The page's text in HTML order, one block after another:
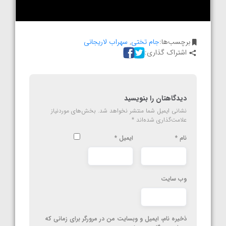
برچسب‌ها:جام تختی, سهراب لاریجانی
اشتراک گذاری:
دیدگاهتان را بنویسید
نشانی ایمیل شما منتشر نخواهد شد. بخش‌های موردنیاز
علامت‌گذاری شده‌اند *
نام * ایمیل *
وب‌ سایت
ذخیره نام، ایمیل و وبسایت من در مرورگر برای زمانی که